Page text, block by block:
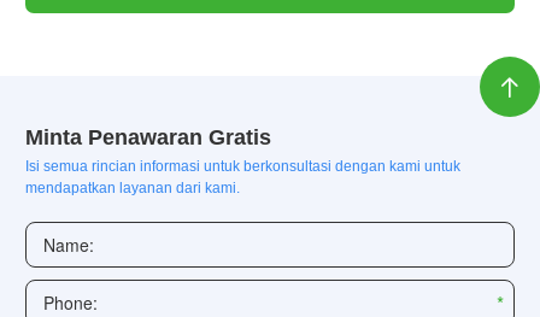

Minta Penawaran Gratis
Isi semua rincian informasi untuk berkonsultasi dengan kami untuk
mendapatkan layanan dari kami.